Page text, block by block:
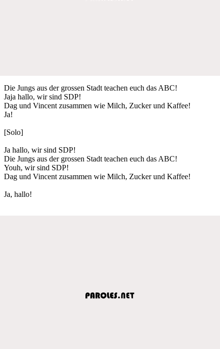
Die Jungs aus der grossen Stadt teachen euch das ABC!
Jaja hallo, wir sind SDP!
Dag und Vincent zusammen wie Milch, Zucker und Kaffee!
Ja!
[Solo]
Ja hallo, wir sind SDP!
Die Jungs aus der grossen Stadt teachen euch das ABC!
Youh, wir sind SDP!
Dag und Vincent zusammen wie Milch, Zucker und Kaffee!
Ja, hallo!